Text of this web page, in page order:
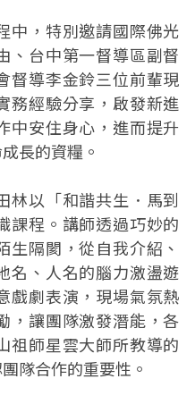
中，特別邀請國際佛光
、台中第一督導區副督
督導李金鈴三位前輩現
務經驗分享，啟發新進
中安住身心，進而提升
長的資糧。
林以「和諧共生．馬到
課程。講師透過巧妙的
生隔閡，從自我介紹、
名、人名的腦力激盪遊
戲劇表演，現場氣氛熱
，讓團隊激發潛能，各
祖師星雲大師所教導的
隊合作的重要性。